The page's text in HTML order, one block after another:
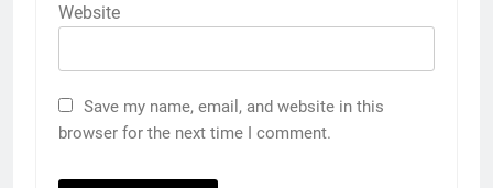
Website
Save my name, email, and website in this
browser for the next time I comment.